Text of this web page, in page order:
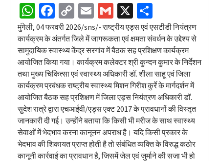
WhatsApp
Facebook
Copy
Link
EmailGmail
X
मुंगेली, 04 फरवरी 2026/sns/- राष्ट्रीय एड्स एवं एसटीडी नियंत्रण
कार्यक्रम के अंतर्गत जिले में जागरूकता एवं क्षमता संवर्धन के उद्देश्य से
सामुदायिक स्वास्थ्य केंद्र सरगांव में बैठक सह प्रशिक्षण कार्यक्रम
आयोजित किया गया। कार्यक्रम कलेक्टर श्री कुन्दन कुमार के निर्देशन
तथा मुख्य चिकित्सा एवं स्वास्थ्य अधिकारी डॉ. शीला साहू एवं जिला
कार्यक्रम प्रबंधक राष्ट्रीय स्वास्थ्य मिशन गिरीश कुर्रे के मार्गदर्शन में
आयोजित बैठक सह प्रशिक्षण में जिला एड्स नियंत्रण अधिकारी डॉ.
सुदेश रात्रे द्वारा एचआईवी/एड्स एक्ट 2017 के प्रावधानों की विस्तृत
जानकारी दी गई। उन्होंने बताया कि किसी भी मरीज के साथ स्वास्थ्य
सेवाओं में भेदभाव करना कानूनन अपराध है। यदि किसी प्रकार के
भेदभाव की शिकायत प्राप्त होती है तो संबंधित व्यक्ति के विरुद्ध कठोर
कानूनी कार्रवाई का प्रावधान है, जिसमें जेल एवं जुर्माने की सजा भी हो